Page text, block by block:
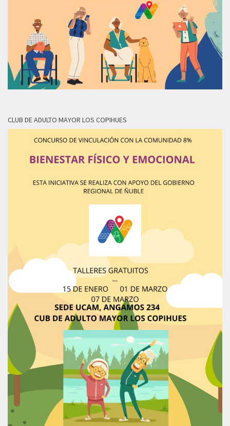
CLUB DE ADULTO MAYOR LOS COPIHUES